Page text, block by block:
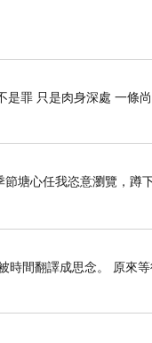
罪 只是肉身深處 一條
塘心任我恣意瀏覽，
間翻譯成思念。 原來等